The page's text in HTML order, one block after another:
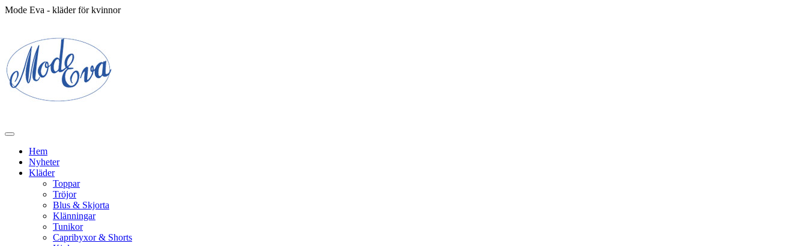
Mode Eva - kläder för kvinnor
Hem
Nyheter
Kläder
Toppar
Tröjor
Blus & Skjorta
Klänningar
Tunikor
Capribyxor & Shorts